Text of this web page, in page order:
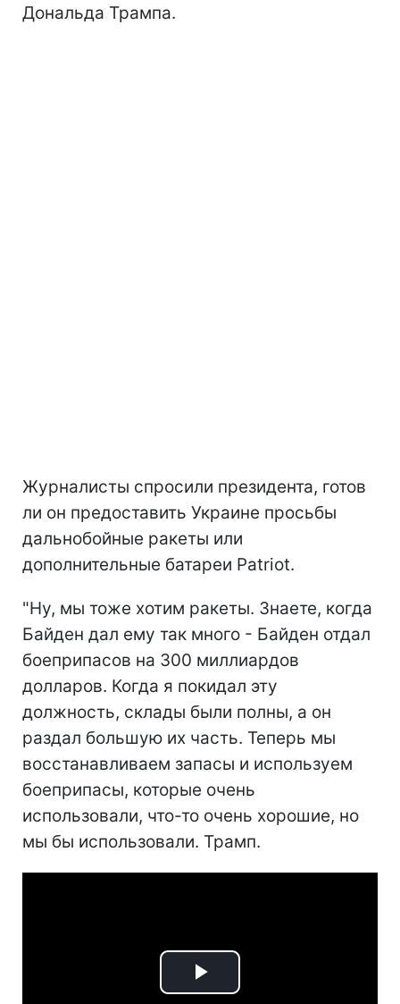
Дональда Трампа.
Журналисты спросили президента, готов
ли он предоставить Украине просьбы
дальнобойные ракеты или
дополнительные батареи Patriot.
"Ну, мы тоже хотим ракеты. Знаете, когда
Байден дал ему так много - Байден отдал
боеприпасов на 300 миллиардов
долларов. Когда я покидал эту
должность, склады были полны, а он
раздал большую их часть. Теперь мы
восстанавливаем запасы и используем
боеприпасы, которые очень
использовали, что-то очень хорошие, но
мы бы использовали. Трамп.
Play